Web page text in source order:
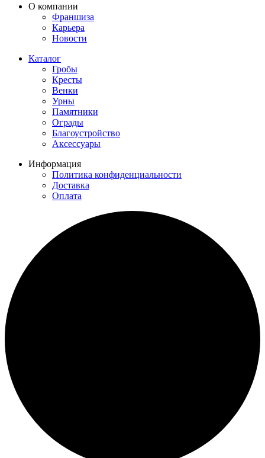
О компании
Франшиза
Карьера
Новости
Каталог
Гробы
Кресты
Венки
Урны
Памятники
Ограды
Благоустройство
Аксессуары
Информация
Политика конфиденциальности
Доставка
Оплата